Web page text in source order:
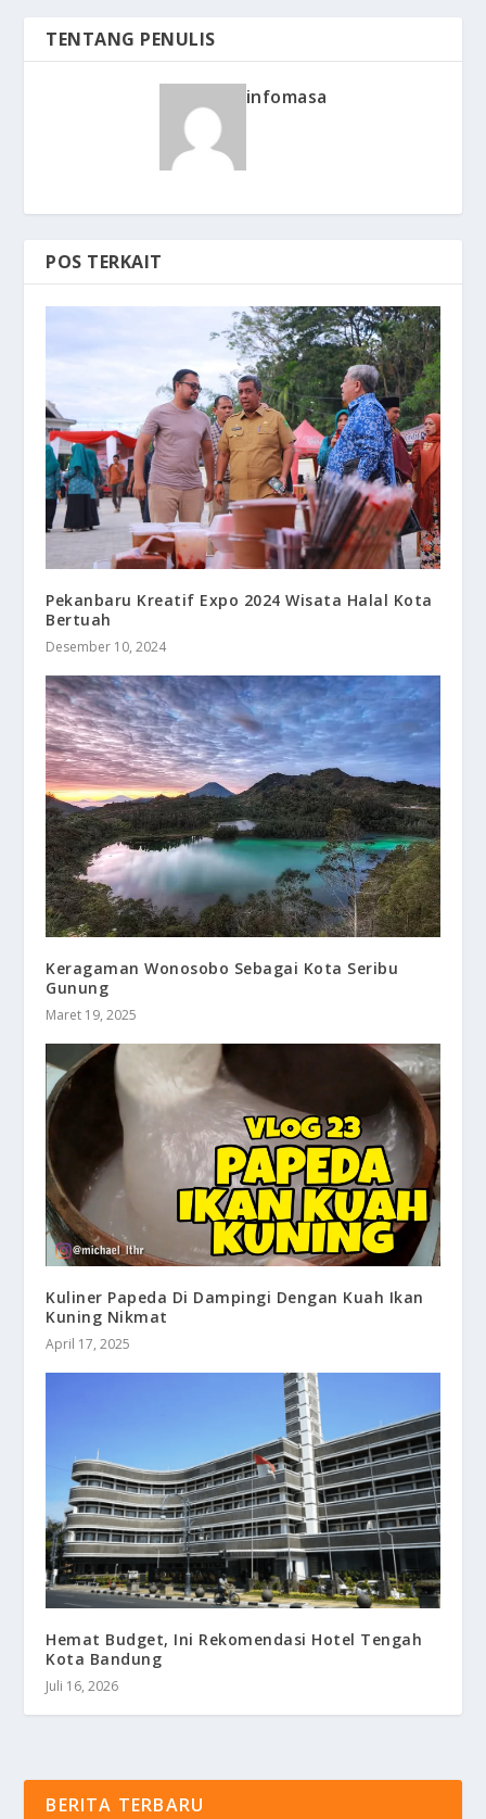
TENTANG PENULIS
infomasa
POS TERKAIT
Pekanbaru Kreatif Expo 2024 Wisata Halal Kota
Bertuah
Desember 10, 2024
Keragaman Wonosobo Sebagai Kota Seribu
Gunung
Maret 19, 2025
Kuliner Papeda Di Dampingi Dengan Kuah Ikan
Kuning Nikmat
April 17, 2025
Hemat Budget, Ini Rekomendasi Hotel Tengah
Kota Bandung
Juli 16, 2026
BERITA TERBARU